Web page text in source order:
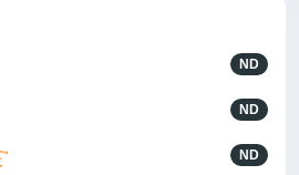
ND
ND
ND